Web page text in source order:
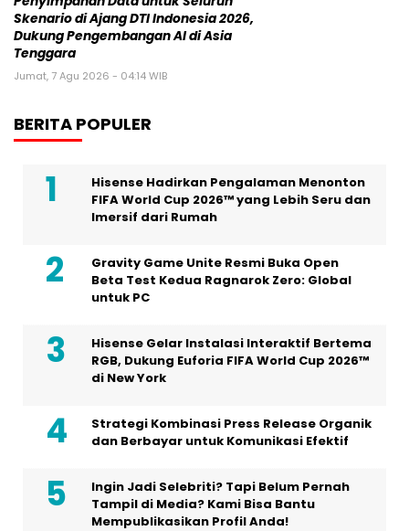
Skenario di Ajang DTI Indonesia 2026,
Dukung Pengembangan AI di Asia
Tenggara
Jumat, 7 Agu 2026 - 04:14 WIB
BERITA POPULER
Hisense Hadirkan Pengalaman Menonton
FIFA World Cup 2026™ yang Lebih Seru dan
Imersif dari Rumah
Gravity Game Unite Resmi Buka Open
Beta Test Kedua Ragnarok Zero: Global
untuk PC
Hisense Gelar Instalasi Interaktif Bertema
RGB, Dukung Euforia FIFA World Cup 2026™
di New York
Strategi Kombinasi Press Release Organik
dan Berbayar untuk Komunikasi Efektif
Ingin Jadi Selebriti? Tapi Belum Pernah
Tampil di Media? Kami Bisa Bantu
Mempublikasikan Profil Anda!